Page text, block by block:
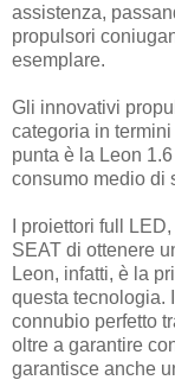
assistenza,
propulsori
esemplare.
Gli innovativi
categoria in
punta è la Leon
consumo medio di
I proiettori full
SEAT di ottenere
Leon, infatti, è la
questa tecnologia.
connubio perfetto
oltre a garantire
garantisce anche